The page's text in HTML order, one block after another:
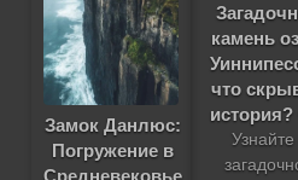
Замок Данлюс:
Погружение в
Средневековье
камень
что
история?
Узнайте